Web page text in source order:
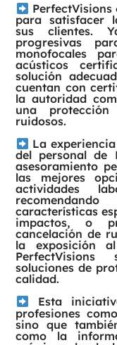
para satisfacer
sus clientes.
progresivas
monofocales
acústicos
solución
cuentan con
la autoridad
una
ruidosos.
La
del personal de
asesoramiento
las mejores
actividades
características
impactos, o
cancelación de
la exposición
soluciones de
calidad.
Esta
profesiones
sino que
como la